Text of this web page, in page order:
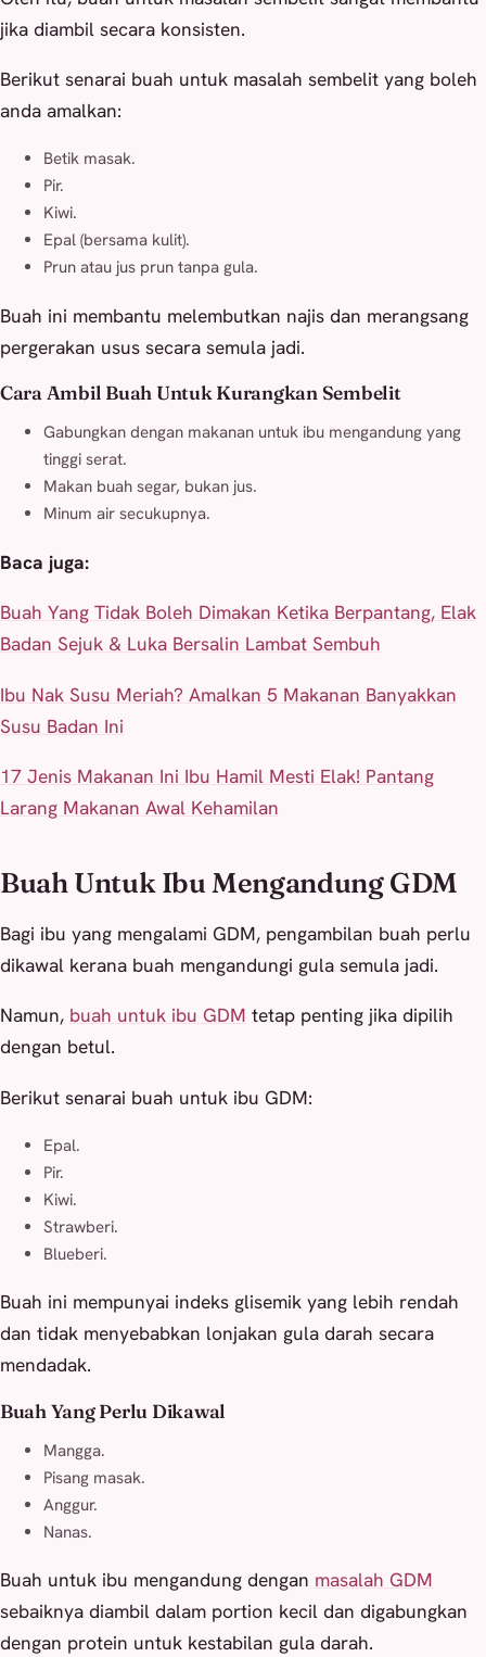
jika diambil secara konsisten.
Berikut senarai buah untuk masalah sembelit yang boleh
anda amalkan:
Betik masak.
Pir.
Kiwi.
Epal (bersama kulit).
Prun atau jus prun tanpa gula.
Buah ini membantu melembutkan najis dan merangsang
pergerakan usus secara semula jadi.
Cara Ambil Buah Untuk Kurangkan Sembelit
Gabungkan dengan makanan untuk ibu mengandung yang
tinggi serat.
Makan buah segar, bukan jus.
Minum air secukupnya.
Baca juga:
Buah Yang Tidak Boleh Dimakan Ketika Berpantang, Elak
Badan Sejuk & Luka Bersalin Lambat Sembuh
Ibu Nak Susu Meriah? Amalkan 5 Makanan Banyakkan
Susu Badan Ini
17 Jenis Makanan Ini Ibu Hamil Mesti Elak! Pantang
Larang Makanan Awal Kehamilan
Buah Untuk Ibu Mengandung GDM
Bagi ibu yang mengalami GDM, pengambilan buah perlu
dikawal kerana buah mengandungi gula semula jadi.
Namun, buah untuk ibu GDM tetap penting jika dipilih
dengan betul.
Berikut senarai buah untuk ibu GDM:
Epal.
Pir.
Kiwi.
Strawberi.
Blueberi.
Buah ini mempunyai indeks glisemik yang lebih rendah
dan tidak menyebabkan lonjakan gula darah secara
mendadak.
Buah Yang Perlu Dikawal
Mangga.
Pisang masak.
Anggur.
Nanas.
Buah untuk ibu mengandung dengan masalah GDM
sebaiknya diambil dalam portion kecil dan digabungkan
dengan protein untuk kestabilan gula darah.